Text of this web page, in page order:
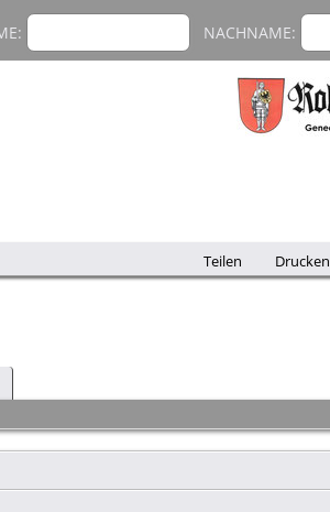
NACHNAME:
Teilen Drucken